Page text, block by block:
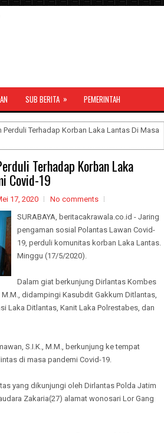
SUB BERITA » PEMERINTAH
Perduli Terhadap Korban Laka Lantas Di Masa
Terhadap Korban Laka
Covid-19
17, 2020
No comments
SURABAYA, beritacakrawala.co.id - Jaring
pengaman sosial Polantas Lawan Covid-
19, perduli komunitas korban Laka Lantas.
Minggu (17/5/2020).
Dalam giat berkunjung Dirlantas Kombes
M.M., didampingi Kasubdit Gakkum Ditlantas,
Laka Ditlantas, Kanit Laka Polrestabes, dan
S.I.K., M.M., berkunjung ke tempat
di masa pandemi Covid-19.
yang dikunjungi oleh Dirlantas Polda Jatim
Zakaria(27) alamat wonosari Lor Gang